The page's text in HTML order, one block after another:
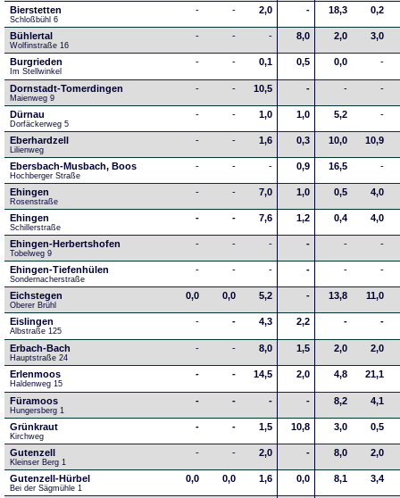
Bierstetten
Schloßbühl 6
- - 2,0 - 18,3 0,2
Bühlertal
Wolfinstraße 16
- - - 8,0 2,0 3,0
Burgrieden
Im Stellwinkel
- - 0,1 0,5 0,0 -
Dornstadt-Tomerdingen
Maienweg 9
- - 10,5 - - -
Dürnau
Dorfäckerweg 5
- - 1,0 1,0 5,2 -
Eberhardzell
Lilienweg
- - 1,6 0,3 10,0 10,9
Ebersbach-Musbach, Boos
Hochberger Straße
- - - 0,9 16,5 -
Ehingen
Rosenstraße
- - 7,0 1,0 0,5 4,0
Ehingen
Schillerstraße
- - 7,6 1,2 0,4 4,0
Ehingen-Herbertshofen
Tobelweg 9
- - - - - -
Ehingen-Tiefenhülen
Sondernacherstraße
- - - - - -
Eichstegen
Oberer Brühl
0,0 0,0 5,2 - 13,8 11,0
Eislingen
Albstraße 125
- - 4,3 2,2 - -
Erbach-Bach
Hauptstraße 24
- - 8,0 1,5 2,0 2,0
Erlenmoos
Haldenweg 15
- - 14,5 2,0 4,8 21,1
Füramoos
Hungersberg 1
- - - - 8,2 4,1
Grünkraut
Kirchweg
- - 1,5 10,8 3,0 0,5
Gutenzell
Kleinser Berg 1
- - 2,0 - 8,0 2,0
Gutenzell-Hürbel
Bei der Sägmühle 1
0,0 0,0 1,6 0,0 8,1 3,4